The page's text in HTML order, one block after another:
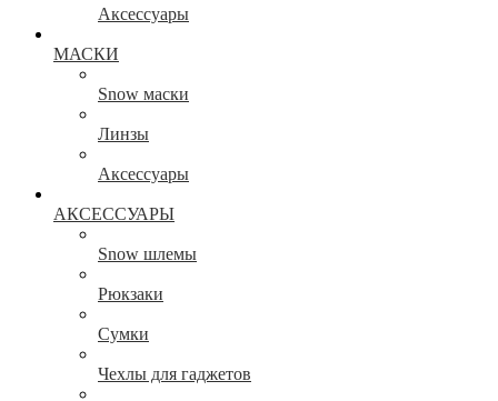
Аксессуары
МАСКИ
Snow маски
Линзы
Аксессуары
АКСЕССУАРЫ
Snow шлемы
Рюкзаки
Сумки
Чехлы для гаджетов